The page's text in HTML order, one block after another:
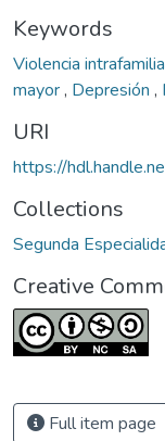
Keywords
Violencia
mayor, Depresión ,
URI
https://
Collections
Segunda
Creative
Full item page